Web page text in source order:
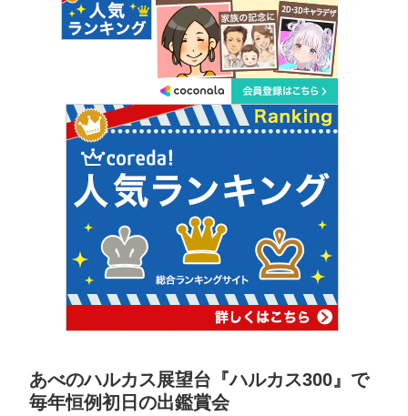
あべのハルカス展望台『ハルカス300』で
毎年恒例初日の出鑑賞会